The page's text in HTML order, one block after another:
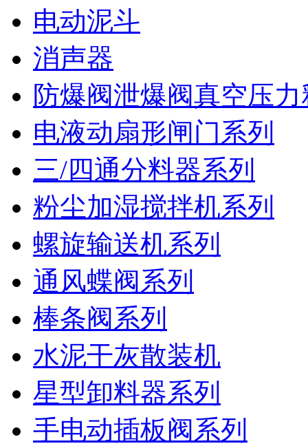
电动泥斗
消声器
防爆阀泄爆阀真空压
电液动扇形闸门系列
三/四通分料器系列
粉尘加湿搅拌机系列
螺旋输送机系列
通风蝶阀系列
棒条阀系列
水泥干灰散装机
星型卸料器系列
手电动插板阀系列